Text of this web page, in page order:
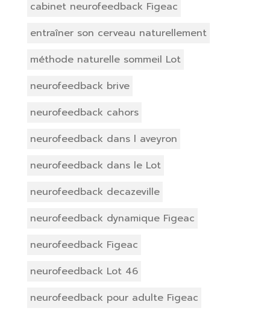
cabinet neurofeedback Figeac
entraîner son cerveau naturellement
méthode naturelle sommeil Lot
neurofeedback brive
neurofeedback cahors
neurofeedback dans l aveyron
neurofeedback dans le Lot
neurofeedback decazeville
neurofeedback dynamique Figeac
neurofeedback Figeac
neurofeedback Lot 46
neurofeedback pour adulte Figeac